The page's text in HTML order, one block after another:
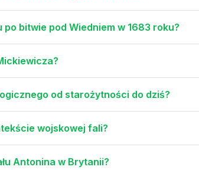
bitwie pod Wiedniem w 1683 roku?
od starożytności do dziś?
wojskowej fali?
Antonina w Brytanii?